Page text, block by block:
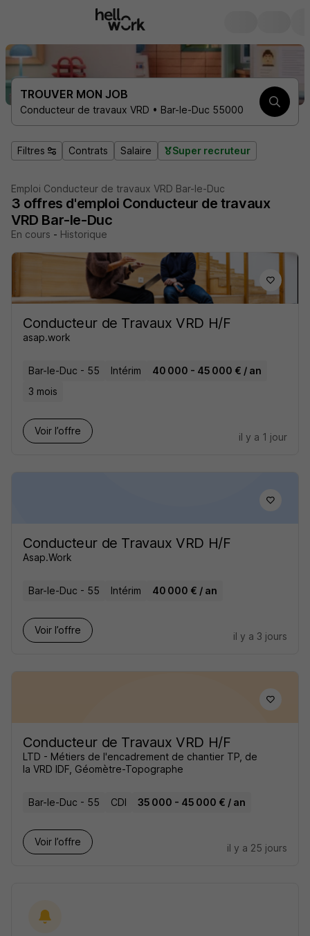
TROUVER MON JOB
Conducteur de travaux VRD • Bar-le-Duc 55000
Filtres Contrats Salaire Super recruteur
Emploi Conducteur de travaux VRD Bar-le-Duc
3 offres d'emploi Conducteur de travaux
VRD Bar-le-Duc
En cours - Historique
Conducteur de Travaux VRD H/F
asap.work
Bar-le-Duc - 55 Intérim
40 000 - 45 000 € / an
3 mois
Voir l’offre
il y a 1 jour
Conducteur de Travaux VRD H/F
Asap.Work
Bar-le-Duc - 55 Intérim 40 000 € / an
Voir l’offre
il y a 3 jours
Conducteur de Travaux VRD H/F
LTD - Métiers de l'encadrement de chantier TP, de
la VRD IDF, Géomètre-Topographe
Bar-le-Duc - 55 CDI 35 000 - 45 000 € / an
Voir l’offre
il y a 25 jours